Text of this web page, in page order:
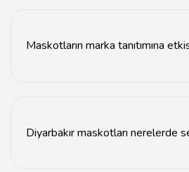
Maskotların marka tanıtımına
Diyarbakır maskotları nerelerde